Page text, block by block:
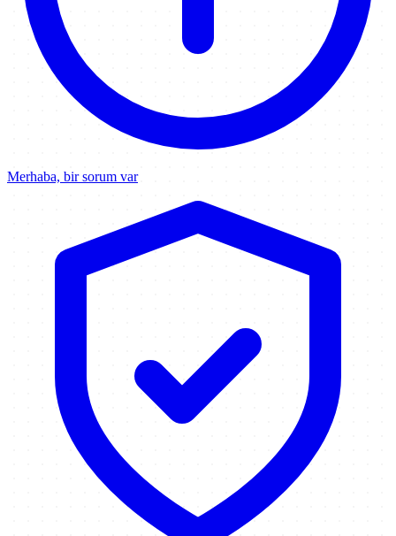
Merhaba, bir sorum var